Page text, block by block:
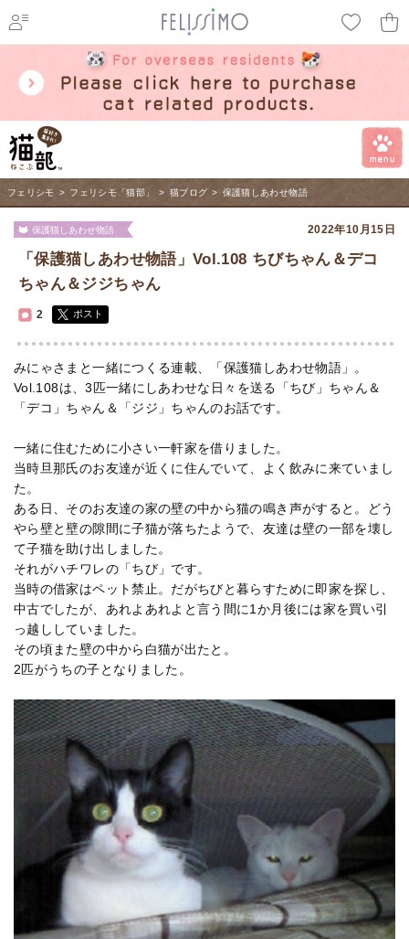
フェリシモ > フェリシモ「猫部」 > 猫ブログ > 保護猫しあわせ物語
保護猫しあわせ物語 2022年10月15日
「保護猫しあわせ物語」Vol.108 ちびちゃん＆デコ
ちゃん＆ジジちゃん
2 ポスト
みにゃさまと一緒につくる連載、「保護猫しあわせ物語」。
Vol.108は、3匹一緒にしあわせな日々を送る「ちび」ちゃん＆
「デコ」ちゃん＆「ジジ」ちゃんのお話です。
一緒に住むために小さい一軒家を借りました。
当時旦那氏のお友達が近くに住んでいて、よく飲みに来ていまし
た。
ある日、そのお友達の家の壁の中から猫の鳴き声がすると。どう
やら壁と壁の隙間に子猫が落ちたようで、友達は壁の一部を壊し
て子猫を助け出しました。
それがハチワレの「ちび」です。
当時の借家はペット禁止。だがちびと暮らすために即家を探し、
中古でしたが、あれよあれよと言う間に1か月後には家を買い引
っ越ししていました。
その頃また壁の中から白猫が出たと。
2匹がうちの子となりました。